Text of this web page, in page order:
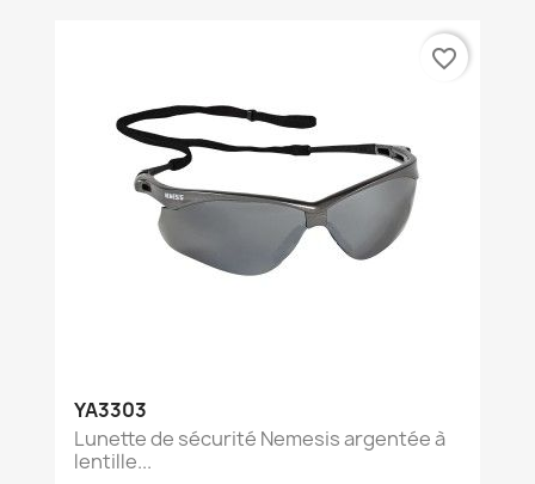
YA3303
Lunette de sécurité Nemesis argentée à
lentille...
favorite_border